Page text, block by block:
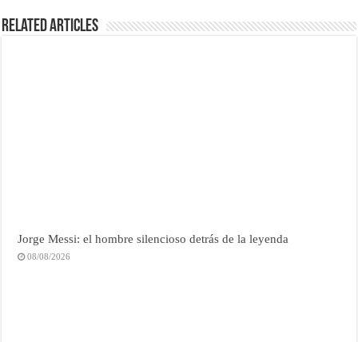
Related Articles
Jorge Messi: el hombre silencioso detrás de la leyenda
08/08/2026